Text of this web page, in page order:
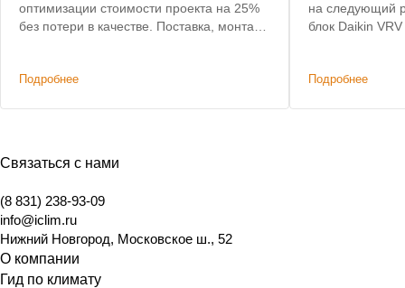
оптимизации стоимости проекта на 25%
без потери в качестве. Поставка, монтаж,
Подробнее
на следующий
блок Daikin
Подробнее
Связаться с нами
(8 831) 238-93-09
info@iclim.ru
Нижний Новгород, Московское ш., 52
О компании
Гид по климату